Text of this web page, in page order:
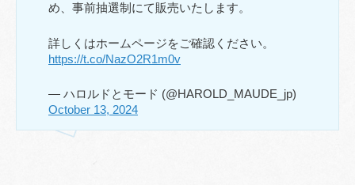
め、事前抽選制にて販売いたします。
詳しくはホームページをご確認ください。
https://t.co/NazO2R1m0v
— ハロルドとモード (@HAROLD_MAUDE_jp)
October 13, 2024